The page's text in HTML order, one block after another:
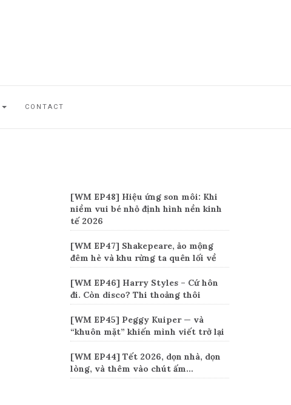
CONTACT
[WM EP48] Hiệu ứng son môi: Khi
niềm vui bé nhỏ định hình nền kinh
tế 2026
[WM EP47] Shakepeare, ảo mộng
đêm hè và khu rừng ta quên lối về
[WM EP46] Harry Styles – Cứ hôn
đi. Còn disco? Thi thoảng thôi
[WM EP45] Peggy Kuiper — và
“khuôn mặt” khiến mình viết trở lại
[WM EP44] Tết 2026, dọn nhà, dọn
lòng, và thêm vào chút ấm…